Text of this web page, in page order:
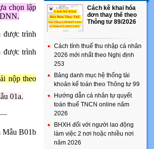
chọn lập
được trình
được trình
nộp theo
01a.
Mẫu B01b
Cách kê khai hóa
đơn thay thế theo
Thông tư 89/2026
Cách tính thuế thu nhập cá nhân
2026 mới nhất theo Nghị định
253
Bảng danh mục hệ thống tài
khoản kế toán theo Thông tư 99
Hướng dẫn cá nhân tự quyết
toán thuế TNCN online năm
2026
BHXH đối với người lao động
làm việc 2 nơi hoặc nhiều nơi
năm 2026